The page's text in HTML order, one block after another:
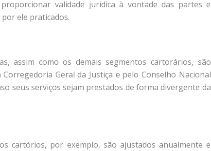
validade jurídica à vontade das partes e
ele praticados.
assim como os demais segmentos cartorários, são
Geral da Justiça e pelo Conselho Nacional
seus serviços sejam prestados de forma divergente da
cartórios, por exemplo, são ajustados anualmente e